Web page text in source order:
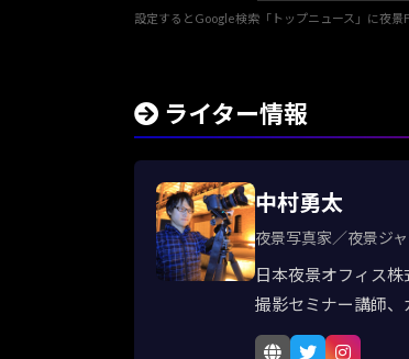
設定するとGoogle検索「トップニュース」に夜景
ライター情報
中村勇太
夜景写真家／夜景ジ
日本夜景オフィス
撮影セミナー講師、